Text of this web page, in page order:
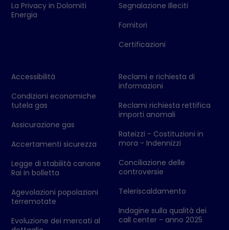
La Privacy in Dolomiti
Energia
Segnalazione Illeciti
Fornitori
Certificazioni
Accessibilità
Condizioni economiche
tutela gas
Assicurazione gas
Accertamenti sicurezza
Legge di stabilità canone
Rai in bolletta
Agevolazioni popolazioni
terremotate
Evoluzione dei mercati al
Reclami e richiesta di
informazioni
Reclami richiesta rettifica
importi anomali
Rateizzi - Costituzioni in
mora - Indennizzi
Conciliazione delle
controversie
Teleriscaldamento
Indagine sulla qualità dei
call center - anno 2025